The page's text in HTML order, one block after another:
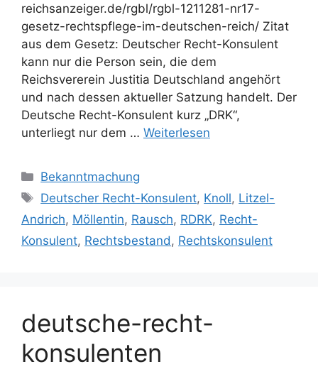
reichsanzeiger.de/rgbl/rgbl-1211281-nr17-
gesetz-rechtspflege-im-deutschen-reich/ Zitat
aus dem Gesetz: Deutscher Recht-Konsulent
kann nur die Person sein, die dem
Reichsvererein Justitia Deutschland angehört
und nach dessen aktueller Satzung handelt. Der
Deutsche Recht-Konsulent kurz „DRK“,
unterliegt nur dem … Weiterlesen
Kategorien
Bekanntmachung
Schlagwörter
Deutscher Recht-Konsulent, Knoll, Litzel-
Andrich, Möllentin, Rausch, RDRK, Recht-
Konsulent, Rechtsbestand , Rechtskonsulent
deutsche-recht-
konsulenten